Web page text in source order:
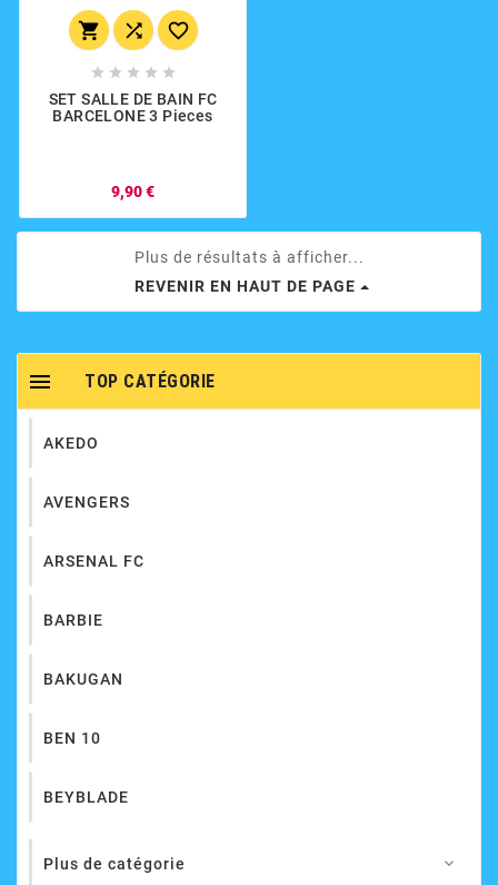
  
    
SET SALLE DE BAIN FC
BARCELONE 3 Pieces
9,90 €
Plus de résultats à afficher...
REVENIR EN HAUT DE PAGE
TOP CATÉGORIE

AKEDO
AVENGERS
ARSENAL FC
BARBIE
BAKUGAN
BEN 10
BEYBLADE
Plus de catégorie 